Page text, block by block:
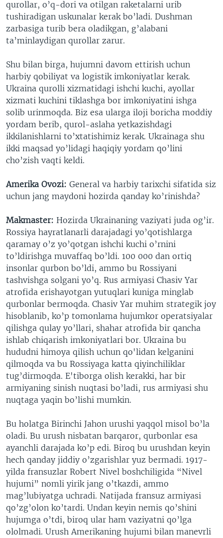
qurollar, o’q-dori va otilgan raketalarni urib
tushiradigan uskunalar kerak bo’ladi. Dushman
zarbasiga turib bera oladikgan, g’alabani
ta’minlaydigan qurollar zarur.
Shu bilan birga, hujumni davom ettirish uchun
harbiy qobiliyat va logistik imkoniyatlar kerak.
Ukraina qurolli xizmatidagi ishchi kuchi, ayollar
xizmati kuchini tiklashga bor imkoniyatini ishga
solib urinmoqda. Biz esa ularga iloji boricha moddiy
yordam berib, qurol-aslaha yetkazishdagi
ikkilanishlarni to’xtatishimiz kerak. Ukrainaga shu
ikki maqsad yo’lidagi haqiqiy yordam qo’lini
cho’zish vaqti keldi.
Amerika Ovozi: General va harbiy tarixchi sifatida siz
uchun jang maydoni hozirda qanday ko’rinishda?
Makmaster: Hozirda Ukrainaning vaziyati juda og’ir.
Rossiya hayratlanarli darajadagi yo’qotishlarga
qaramay o’z yo’qotgan ishchi kuchi o’rnini
to’ldirishga muvaffaq bo’ldi. 100 000 dan ortiq
insonlar qurbon bo’ldi, ammo bu Rossiyani
tashvishga solgani yo’q. Rus armiyasi Chasiv Yar
atrofida erishayotgan yutuqlari kuniga minglab
qurbonlar bermoqda. Chasiv Yar muhim strategik joy
hisoblanib, ko’p tomonlama hujumkor operatsiyalar
qilishga qulay yo’llari, shahar atrofida bir qancha
ishlab chiqarish imkoniyatlari bor. Ukraina bu
hududni himoya qilish uchun qo'lidan kelganini
qilmoqda va bu Rossiyaga katta qiyinchiliklar
tug’dirmoqda. E'tiborga olish kerakki, har bir
armiyaning sinish nuqtasi bo’ladi, rus armiyasi shu
nuqtaga yaqin bo’lishi mumkin.
Bu holatga Birinchi Jahon urushi yaqqol misol bo’la
oladi. Bu urush nisbatan barqaror, qurbonlar esa
ayanchli darajada ko’p edi. Biroq bu urushdan keyin
hech qanday jiddiy o’zgarishlar yuz bermadi. 1917-
yilda fransuzlar Robert Nivel boshchiligida “Nivel
hujumi” nomli yirik jang o’tkazdi, ammo
mag’lubiyatga uchradi. Natijada fransuz armiyasi
qo’zg’olon ko’tardi. Undan keyin nemis qo’shini
hujumga o’tdi, biroq ular ham vaziyatni qo’lga
ololmadi. Urush Amerikaning hujumi bilan manevrli